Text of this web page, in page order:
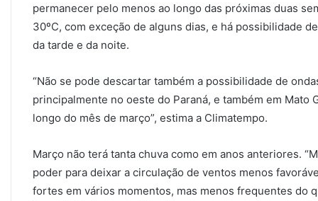
permanecer pelo menos ao longo das próximas duas
30ºC, com exceção de alguns dias, e há possibilidade
da tarde e da noite.
“Não se pode descartar também a possibilidade de
principalmente no oeste do Paraná, e também em Mato
longo do mês de março”, estima a Climatempo.
Março não terá tanta chuva como em anos anteriores.
poder para deixar a circulação de ventos menos
fortes em vários momentos, mas menos frequentes do